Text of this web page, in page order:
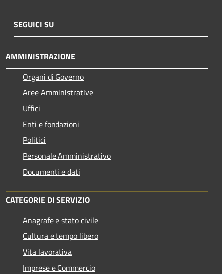
SEGUICI SU
AMMINISTRAZIONE
Organi di Governo
Aree Amministrative
Uffici
Enti e fondazioni
Politici
Personale Amministrativo
Documenti e dati
CATEGORIE DI SERVIZIO
Anagrafe e stato civile
Cultura e tempo libero
Vita lavorativa
Imprese e Commercio